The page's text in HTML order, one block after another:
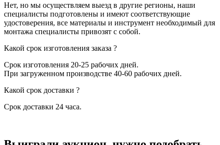
Нет, но мы осуществляем выезд в другие регионы, наши
специалисты подготовлены и имеют соответствующие
удостоверения, все материалы и инструмент необходимый для
монтажа специалисты привозят с собой.
Какой срок изготовления заказа ?
Срок изготовления 20-25 рабочих дней.
При загруженном производстве 40-60 рабочих дней.
Какой срок доставки ?
Срок доставки 24 часа.